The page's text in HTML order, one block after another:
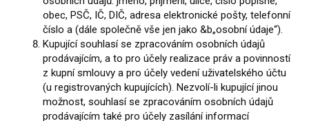
obec, PSČ, IČ, DIČ, adresa elektronické pošty, telefonní
číslo a (dále společně vše jen jako &b„osobní údaje“).
Kupující souhlasí se zpracováním osobních údajů
prodávajícím, a to pro účely realizace práv a povinností
z kupní smlouvy a pro účely vedení uživatelského účtu
(u registrovaných kupujících). Nezvolí-li kupující jinou
možnost, souhlasí se zpracováním osobních údajů
prodávajícím také pro účely zasílání informací